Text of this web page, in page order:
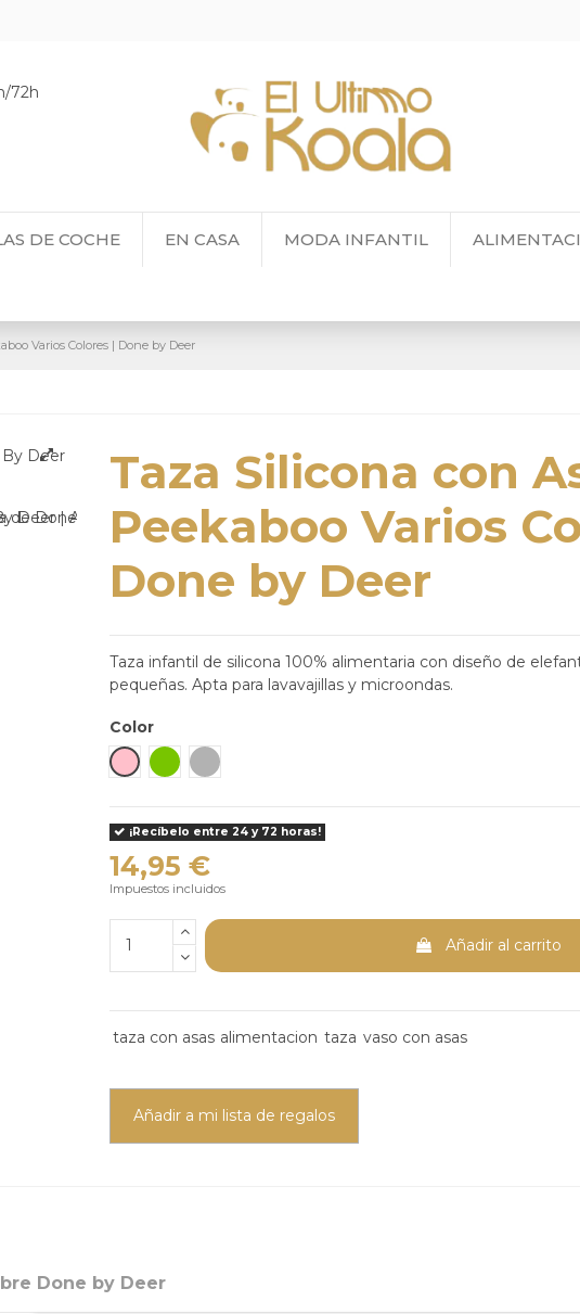
72h
DE COCHE EN CASA MODA INFANTIL
Varios Colores | Done by Deer
Taza Silicona con
Peekaboo Varios
Done by Deer
Taza infantil de silicona 100% alimentaria con diseño de
pequeñas. Apta para lavavajillas y microondas.
Color
Rosa claro
Verde Gris
¡Recíbelo entre 24 y 72 horas!
14,95 €
Impuestos incluidos
Añadir al carrito
taza con asas alimentacion taza vaso con asas
Añadir a mi lista de regalos
Done by Deer